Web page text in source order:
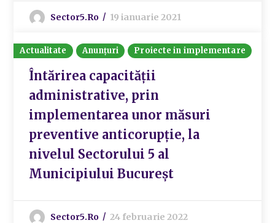
Sector5.ro 19 ianuarie 2021
Actualitate Anunțuri Proiecte in implementare
Întărirea capacității
administrative, prin
implementarea unor măsuri
preventive anticorupție, la
nivelul Sectorului 5 al
Municipiului Bucureșt
Sector5.ro 24 februarie 2022